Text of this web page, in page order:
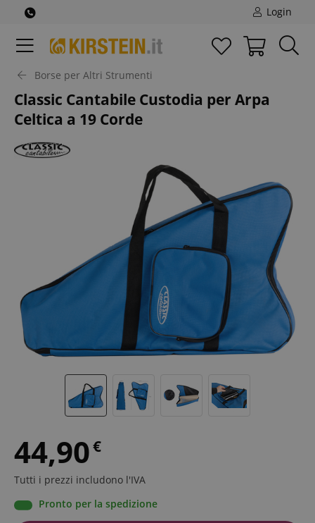
Login
Borse per Altri Strumenti
Classic Cantabile Custodia per Arpa
Celtica a 19 Corde
44,90€
Tutti i prezzi includono l'IVA
Pronto per la spedizione